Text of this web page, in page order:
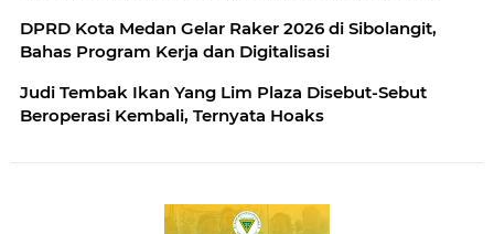
Strategis
DPRD Kota Medan Gelar Raker 2026 di Sibolangit,
Bahas Program Kerja dan Digitalisasi
Judi Tembak Ikan Yang Lim Plaza Disebut-Sebut
Beroperasi Kembali, Ternyata Hoaks